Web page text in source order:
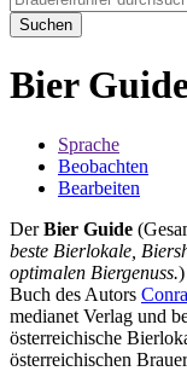
Suchen
Bier
Sprache
Beobachten
Bearbeiten
DerBier Guide
beste Bierlokale,
optimalen Biergenuss.
Buch des Autors
medianet Verlag und
österreichische
österreichischen